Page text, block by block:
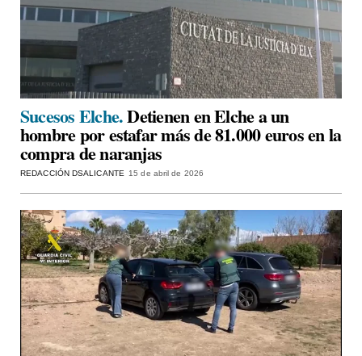
Sucesos Elche.Detienen en Elche a un
hombre por estafar más de 81.000 euros en la
compra de naranjas
REDACCIÓN DSALICANTE 15 de abril de 2026